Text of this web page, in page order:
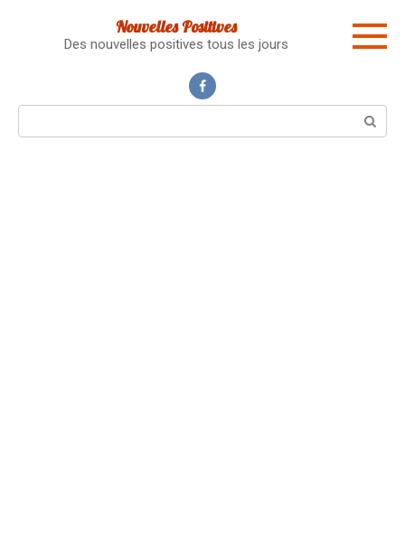
Nouvelles Positives
Des nouvelles positives tous les jours